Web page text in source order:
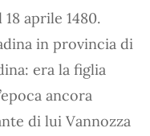
aprile 1480.
in provincia di
era la figlia
ancora
di lui Vannozza